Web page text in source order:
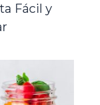
Fácil y